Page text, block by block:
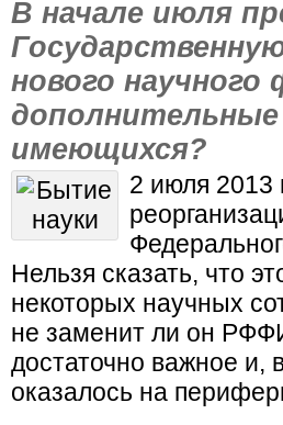
В начале июля
нового
дополнительные
имеющихся?
2 июля 2013
Нельзя сказать, что
некоторых научных
не заменит ли он
достаточно важное и,
оказалось на